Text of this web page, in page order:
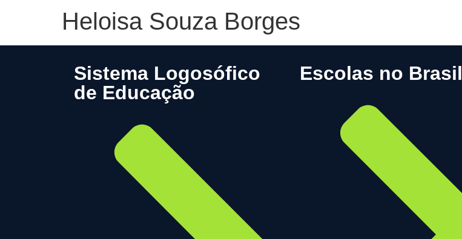
Heloisa Souza Borges
Sistema Logosófico
de Educação
Escolas no Brasil